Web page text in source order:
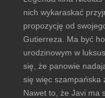
nich wykaraskać
propozycję od
Gutierreza. Ma być
urodzinowym w
się, że panowie
się więc szampańska
Nawet to, że Javi ma